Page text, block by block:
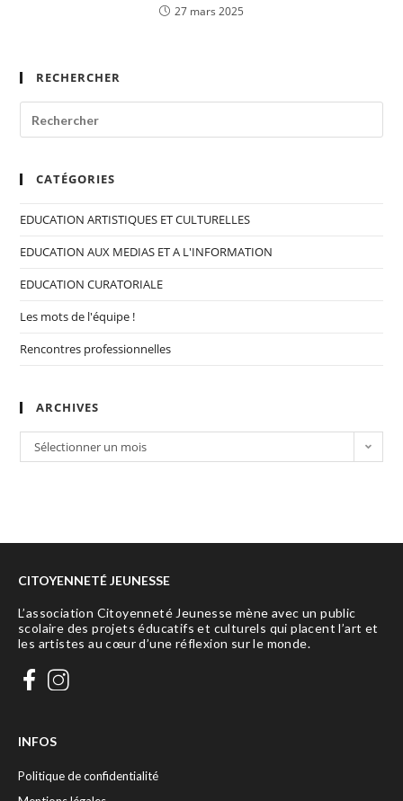
27 mars 2025
RECHERCHER
CATÉGORIES
EDUCATION ARTISTIQUES ET CULTURELLES
EDUCATION AUX MEDIAS ET A L'INFORMATION
EDUCATION CURATORIALE
Les mots de l'équipe !
Rencontres professionnelles
ARCHIVES
Sélectionner un mois
CITOYENNETÉ JEUNESSE
L’association Citoyenneté Jeunesse mène avec un public
scolaire des projets éducatifs et culturels qui placent l’art et
les artistes au cœur d’une réflexion sur le monde.

INFOS
Politique de confidentialité